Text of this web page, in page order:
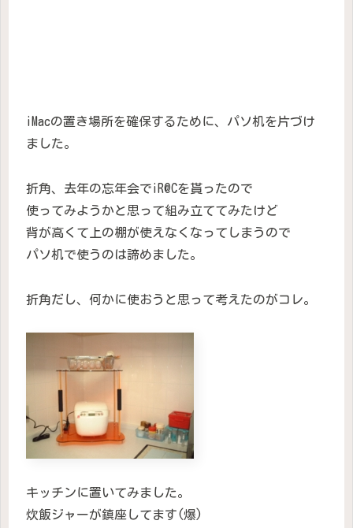
iMacの置き場所を確保するために、パソ机を片づけ
ました。
折角、去年の忘年会でiR@Cを貰ったので
使ってみようかと思って組み立ててみたけど
背が高くて上の棚が使えなくなってしまうので
パソ机で使うのは諦めました。
折角だし、何かに使おうと思って考えたのがコレ。
キッチンに置いてみました。
炊飯ジャーが鎮座してます(爆)